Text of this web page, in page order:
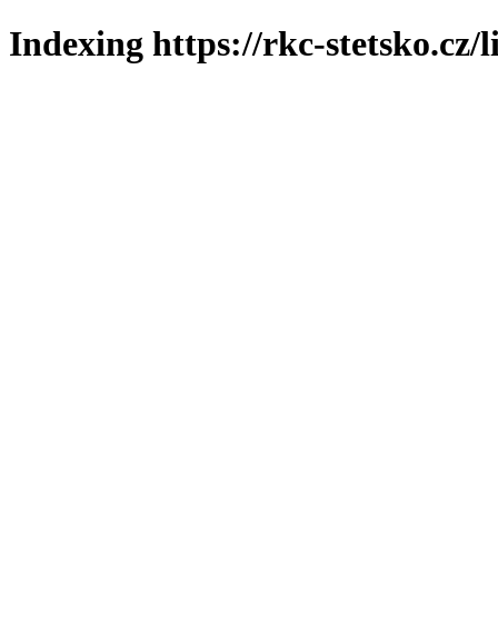
Indexing https://rkc-stetsko.cz/